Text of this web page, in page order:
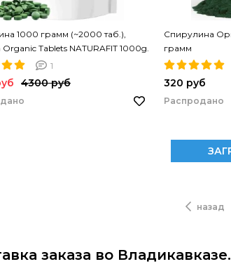
1000 грамм (~2000 таб.),
Tablets NATURAFIT 1000g.
в таблетках. PREMIUM
1
4300 руб
Спирулина
грамм
320 руб
Распродано
назад
заказа во Владикавказе.